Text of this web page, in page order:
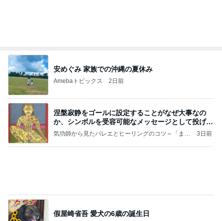
安めぐみ 家族での沖縄の夏休み
Amebaトピックス 2日前
涅槃寂静をゴールに設定することがなぜ大事なの
か、シンボルを受容可能なメッセージとして投げる
ことが
気功師から見たバレエとヒーリングのコツ～「まと
3日前
假屋崎省吾 愛犬の6歳の誕生日